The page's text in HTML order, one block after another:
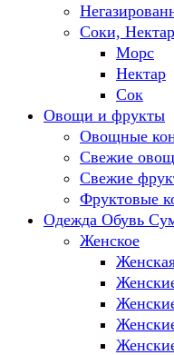
Соки,
Морс
Нектар
Сок
Овощи и фрукты
Овощные
Свежие
Свежие
Фруктовые
Одежда Обувь
Женское